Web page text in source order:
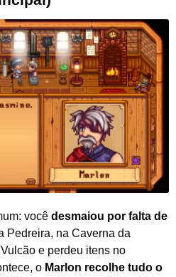
você desmaiou por falta de
Pedreira, na Caverna da
e perdeu itens no
o Marlon recolhe tudo o